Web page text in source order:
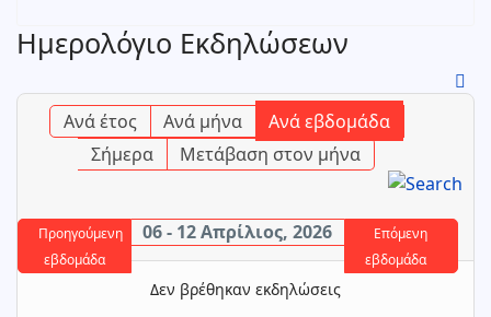
Ημερολόγιο Εκδηλώσεων
Ανά έτος Ανά μήνα
Ανά εβδομάδα
Σήμερα
Μετάβαση στον μήνα
Προηγούμενη
εβδομάδα
06 - 12 Απρίλιος, 2026
Επόμενη
εβδομάδα
Δεν βρέθηκαν εκδηλώσεις